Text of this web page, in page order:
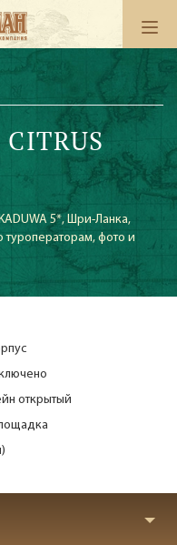
5*, Шри-Ланка,
туроператорам, фото и
открытый